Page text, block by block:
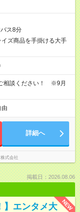
ス8分
ズ商品を手掛ける大手
相談ください！ ※9月
由
詳細へ
式会社
掲載日：2026.08.06
NEW
】エンタメ大